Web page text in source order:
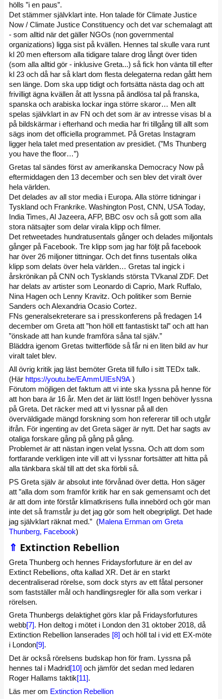
hölls ”i en paus”.
Det stämmer självklart inte. Hon talade för Climate Justice
Now / Climate Justice Constituency och det var schemalagt att
- som alltid när det gäller NGOs (non governmental
organizations) ligga sist på kvällen. Hennes tal skulle vara runt
kl 20 men eftersom alla tidigare talare drog långt över tiden
(som alla alltid gör - inklusive Greta...) så fick hon vänta till efter
kl 23 och då har så klart dom flesta delegaterna redan gått hem
sen länge. Dom ska upp tidigt och fortsätta nästa dag och att
frivilligt ägna kvällen åt att lyssna på ändlösa tal på franska,
spanska och arabiska lockar inga större skaror… Men allt
spelas självklart in av FN och det som är av intresse visas bl a
på bildskärmar i efterhand och media har fri tillgång till allt som
sägs inom det officiella programmet. På Gretas Instagram
ligger hela talet med presentation av presidiet. (”Ms Thunberg
you have the floor…”)
Gretas tal sändes först av amerikanska Democracy Now på
eftermiddagen den 13 december och sen blev det viralt över
hela världen.
Det delades av all stor media i Europa. Alla större tidningar i
Tyskland och Frankrike. Washington Post, CNN, USA Today,
India Times, Al Jazeera, AFP, BBC osv och så gott som alla
stora nätsajter som delar virala klipp och filmer.
Det retweetades hundratusentals gånger och delades miljontals
gånger på Facebook. Tre klipp som jag har följt på facebook
har över 26 miljoner tittningar. Och det finns tusentals olika
klipp som delats över hela världen… Gretas tal ingick i
årskrönikan på CNN och Tysklands största TVkanal ZDF. Det
har delats av artister som Leonardo di Caprio, Mark Ruffalo,
Nina Hagen och Lenny Kravitz. Och politiker som Bernie
Sanders och Alexandria Ocasio Cortez.
FNs generalsekreterare sa i presskonferens på fredagen 14
december om Greta att ”hon höll ett fantastiskt tal” och att han
”önskade att han kunde framföra såna tal själv.”
Bläddra igenom Gretas twitterflöde så får ni en liten bild av hur
viralt talet blev.
All övrig kritik jag läst bemöter Greta till fullo i sitt TEDx talk.
(Här https://youtu.be/EAmmUIEsN9A )
Förutom möjligen det faktum att vi inte ska lyssna på henne för
att hon bara är 16 år. Men det är lätt löst!! Ingen behöver lyssna
på Greta. Det räcker med att vi lyssnar på all den
överväldigade mängd forskning som hon refererar till och utgår
ifrån. För ingenting av det Greta säger är nytt. Det har sagts av
otaliga forskare gång på gång på gång.
Problemet är att nästan ingen velat lyssna. Och att dom som
fortfarande verkligen inte vill att vi lyssnar fortsätter att hitta på
alla tänkbara skäl till att det ska förbli så.
PS Greta själv är absolut inte förvånad över detta. Hon säger
att ”alla dom som framför kritik har en sak gemensamt och det
är att dom inte förstår klimatkrisens fulla innebörd och gör man
inte det så framstår ju det jag gör som helt obegripligt. Det hade
jag självklart räknat med.” (Malena Ernman om Greta
Thunberg, Facebook)
⇑ Extinction Rebellion
Greta Thunberg och hennes Fridaysforfuture är en del av
Extinct Rebellions, ofta kallad XR. Det är en starkt
decentraliserad rörelse, som dock styrs av ett fåtal personer
som fastställer mål och handlingsregler för alla som verkar i
rörelsen.
Greta Thunbergs delaktighet görs klar på Fridaysforfutures
webb[7]. Hon deltog i mötet i London den 31 oktober 2018, då
Extinction Rebellion lanserades [8] och höll tal i vid ett EX-möte
i London[9].
Det är också rörelsens budskap hon för fram. Lyssna på
hennes tal i Madrid[10] och jämför det sedan med ledaren
Roger Hallams taktik[11].
Läs mer om Extinction Rebellion